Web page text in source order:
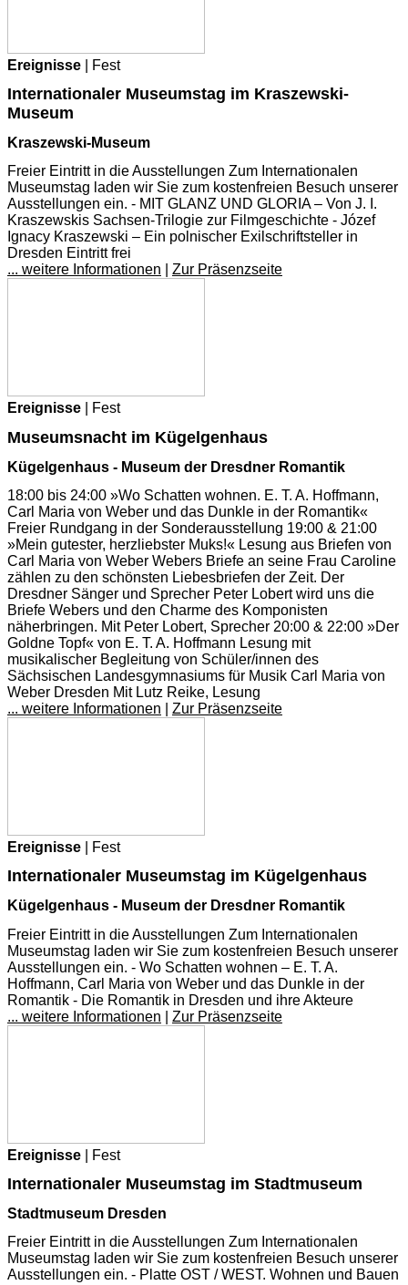
Ereignisse | Fest
Internationaler Museumstag im Kraszewski-
Museum
Kraszewski-Museum
Freier Eintritt in die Ausstellungen Zum Internationalen
Museumstag laden wir Sie zum kostenfreien Besuch unserer
Ausstellungen ein. - MIT GLANZ UND GLORIA – Von J. I.
Kraszewskis Sachsen-Trilogie zur Filmgeschichte - Józef
Ignacy Kraszewski – Ein polnischer Exilschriftsteller in
Dresden Eintritt frei
... weitere Informationen
Zur Präsenzseite
Ereignisse | Fest
Museumsnacht im Kügelgenhaus
Kügelgenhaus - Museum der Dresdner Romantik
18:00 bis 24:00 »Wo Schatten wohnen. E. T. A. Hoffmann,
Carl Maria von Weber und das Dunkle in der Romantik«
Freier Rundgang in der Sonderausstellung 19:00 & 21:00
»Mein gutester, herzliebster Muks!« Lesung aus Briefen von
Carl Maria von Weber Webers Briefe an seine Frau Caroline
zählen zu den schönsten Liebesbriefen der Zeit. Der
Dresdner Sänger und Sprecher Peter Lobert wird uns die
Briefe Webers und den Charme des Komponisten
näherbringen. Mit Peter Lobert, Sprecher 20:00 & 22:00 »Der
Goldne Topf« von E. T. A. Hoffmann Lesung mit
musikalischer Begleitung von Schüler/innen des
Sächsischen Landesgymnasiums für Musik Carl Maria von
Weber Dresden Mit Lutz Reike, Lesung
... weitere Informationen
Zur Präsenzseite
Ereignisse | Fest
Internationaler Museumstag im Kügelgenhaus
Kügelgenhaus - Museum der Dresdner Romantik
Freier Eintritt in die Ausstellungen Zum Internationalen
Museumstag laden wir Sie zum kostenfreien Besuch unserer
Ausstellungen ein. - Wo Schatten wohnen – E. T. A.
Hoffmann, Carl Maria von Weber und das Dunkle in der
Romantik - Die Romantik in Dresden und ihre Akteure
... weitere Informationen
Zur Präsenzseite
Ereignisse | Fest
Internationaler Museumstag im Stadtmuseum
Stadtmuseum Dresden
Freier Eintritt in die Ausstellungen Zum Internationalen
Museumstag laden wir Sie zum kostenfreien Besuch unserer
Ausstellungen ein. - Platte OST / WEST. Wohnen und Bauen